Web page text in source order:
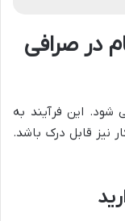
در صرافی
شود. این فرآیند به
نیز قابل درک باشد.